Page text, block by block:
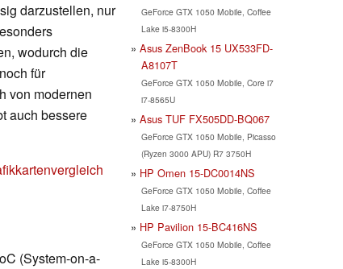
darzustellen, nur
wodurch die
für
von modernen
auch bessere
(System-on-a-
GeForce GTX 1050 Mobile, Coffee
Lake i5-8300H
Asus ZenBook 15 UX533FD-
A8107T
GeForce GTX 1050 Mobile, Core i7
i7-8565U
Asus TUF FX505DD-BQ067
GeForce GTX 1050 Mobile, Picasso
(Ryzen 3000 APU) R7 3750H
HP Omen 15-DC0014NS
GeForce GTX 1050 Mobile, Coffee
Lake i7-8750H
HP Pavilion 15-BC416NS
GeForce GTX 1050 Mobile, Coffee
Lake i5-8300H